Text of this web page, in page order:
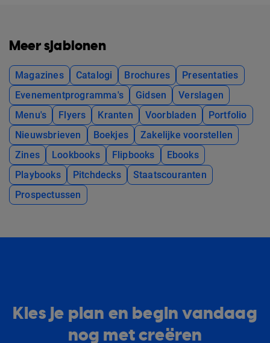
Meer sjablonen
Magazines Catalogi Brochures
Presentaties
Evenementprogramma's
Gidsen
Verslagen
Menu's
Flyers Kranten Voorbladen
Portfolio
Nieuwsbrieven
Boekjes
Zakelijke voorstellen
Zines
Lookbooks Flipbooks
Ebooks
Playbooks
Pitchdecks
Staatscouranten
Prospectussen
Kies je plan en begin vandaag
nog met creëren